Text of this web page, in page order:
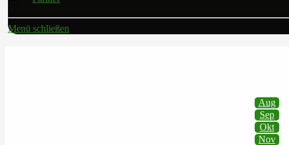
Menü schließen
Aug
Sep
Okt
Nov